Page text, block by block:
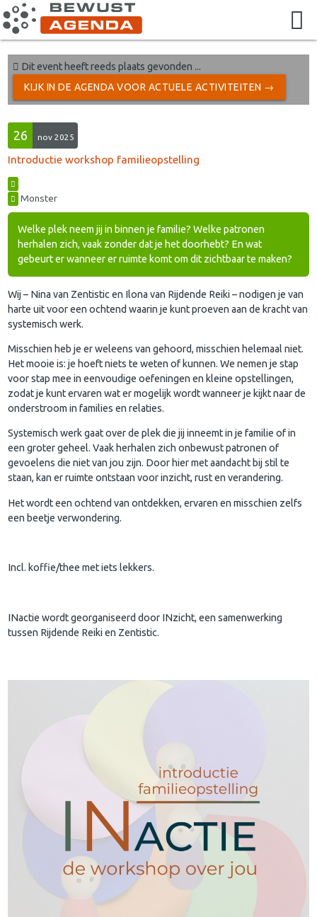
Dit event heeft reeds plaats gevonden ...
KIJK IN DE AGENDA VOOR ACTUELE ACTIVITEITEN →
26 nov 2025
Introductie workshop familieopstelling
Monster
Welke plek neem jij in binnen je familie? Welke patronen
herhalen zich, vaak zonder dat je het doorhebt? En wat
gebeurt er wanneer er ruimte komt om dit zichtbaar te maken?
Wij – Nina van Zentistic en Ilona van Rijdende Reiki – nodigen je van
harte uit voor een ochtend waarin je kunt proeven aan de kracht van
systemisch werk.
Misschien heb je er weleens van gehoord, misschien helemaal niet.
Het mooie is: je hoeft niets te weten of kunnen. We nemen je stap
voor stap mee in eenvoudige oefeningen en kleine opstellingen,
zodat je kunt ervaren wat er mogelijk wordt wanneer je kijkt naar de
onderstroom in families en relaties.
Systemisch werk gaat over de plek die jij inneemt in je familie of in
een groter geheel. Vaak herhalen zich onbewust patronen of
gevoelens die niet van jou zijn. Door hier met aandacht bij stil te
staan, kan er ruimte ontstaan voor inzicht, rust en verandering.
Het wordt een ochtend van ontdekken, ervaren en misschien zelfs
een beetje verwondering.
Incl. koffie/thee met iets lekkers.
INactie wordt georganiseerd door INzicht, een samenwerking
tussen Rijdende Reiki en Zentistic.